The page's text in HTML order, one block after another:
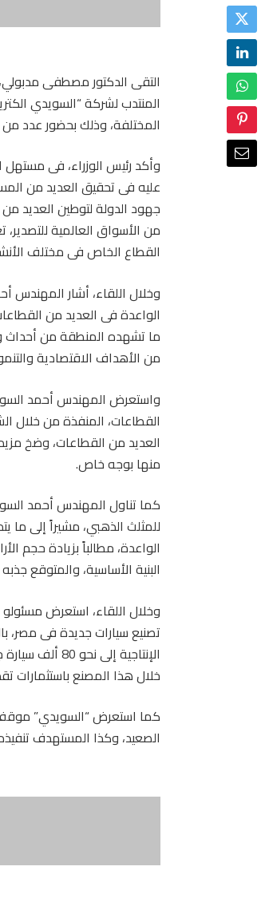
التقى الدكتور مصطفى
المنتدب لشركة “السويدي
المختلفة، وذلك بحضور عدد
وأكد رئيس الوزراء، فى مستهل
عليه فى تحقيق العديد من
جهود الدولة لتوطين العديد من
من الأسواق العالمية
القطاع الخاص فى مختلف
وخلال اللقاء، أشار المهندس
الواعدة فى العديد من
ما تشهده المنطقة من أحداث
من الأهداف الاقتصادية
واستعرض المهندس أحمد
القطاعات، المنفذة من خلال
العديد من القطاعات، وضخ
منها بوجه خاص.
كما تناول المهندس أحمد
للمثلث الذهبي، مشيراً إلى ما
الواعدة، مطالباً بزيادة حجم
البنية الأساسية، والمتوقع
وخلال اللقاء، استعرض
تصنيع سيارات جديدة فى مصر،
الإنتاجية
خلال هذا المصنع باستثمارات
كما استعرض “السويدي”
الصعيد، وكذا المستهدف